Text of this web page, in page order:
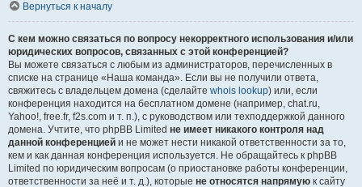
Вернуться к началу
С кем можно связаться по вопросу некорректного использования и/или
юридических вопросов, связанных с этой конференцией?
Вы можете связаться с любым из администраторов, перечисленных в
списке на странице «Наша команда». Если вы не получили ответа,
свяжитесь с владельцем домена (сделайте whois lookup) или, если
конференция находится на бесплатном домене (например, chat.ru,
Yahoo!, free.fr, f2s.com и т. п.), с руководством или техподдержкой данного
домена. Учтите, что phpBB Limited не имеет никакого контроля над
данной конференцией и не может нести никакой ответственности за то,
кем и как данная конференция используется. Не обращайтесь к phpBB
Limited по юридическим вопросам (о приостановке работы конференции,
ответственности за неё и т. д.), которые не относятся напрямую к сайту